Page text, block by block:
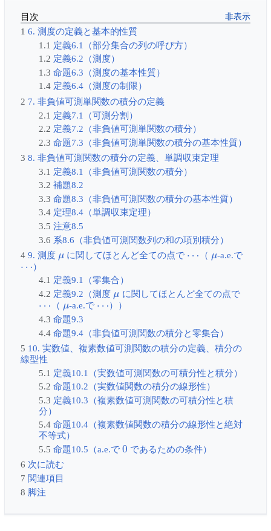
目次
1 6. 測度の定義と基本的性質
1.1 定義6.1（部分集合の列の呼び方）
1.2 定義6.2（測度）
1.3 命題6.3（測度の基本性質）
1.4 定義6.4（測度の制限）
2 7. 非負値可測単関数の積分の定義
2.1 定義7.1（可測分割）
2.2 定義7.2（非負値可測単関数の積分）
2.3 命題7.3（非負値可測単関数の積分の基本性質）
3 8. 非負値可測関数の積分の定義、単調収束定理
3.1 定義8.1（非負値可測関数の積分）
3.2 補題8.2
3.3 命題8.3（非負値可測関数の積分の基本性質）
3.4 定理8.4（単調収束定理）
3.5 注意8.5
3.6 系8.6（非負値可測関数列の和の項別積分）
4 9. 測度 に関してほとんど全ての点で （ -a.e.で
⋯ ）
4.1 定義9.1（零集合）
4.2 定義9.2（測度 μ に関してほとんど全ての点で
⋯ （ μ-a.e.で ⋯ ））
4.3 命題9.3
4.4 命題9.4（非負値可測関数の積分と零集合）
5 10. 実数値、複素数値可測関数の積分の定義、積分の
線型性
5.1 定義10.1（実数値可測関数の可積分性と積分）
5.2 命題10.2（実数値関数の積分の線形性）
5.3 定義10.3（複素数値可測関数の可積分性と積
分）
5.4 命題10.4（複素数値関数の積分の線形性と絶対
不等式）
5.5 命題10.5（a.e.で0 であるための条件）
6 次に読む
7 関連項目
8 脚注